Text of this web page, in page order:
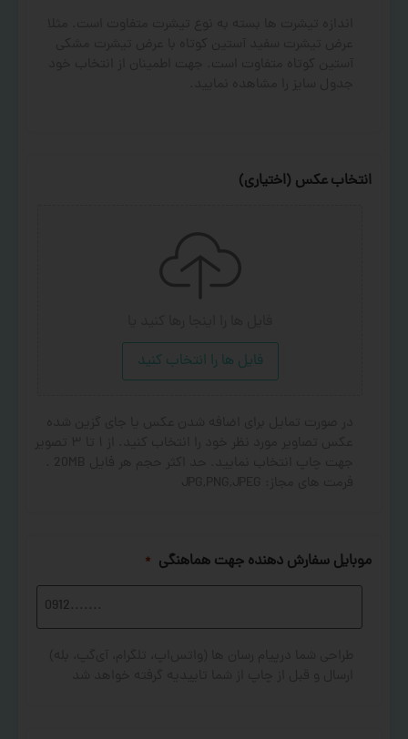
انتخاب عکس (اختیاری)
فایل ها را انتخاب کنید
موبایل سفارش دهنده جهت هماهنگی *